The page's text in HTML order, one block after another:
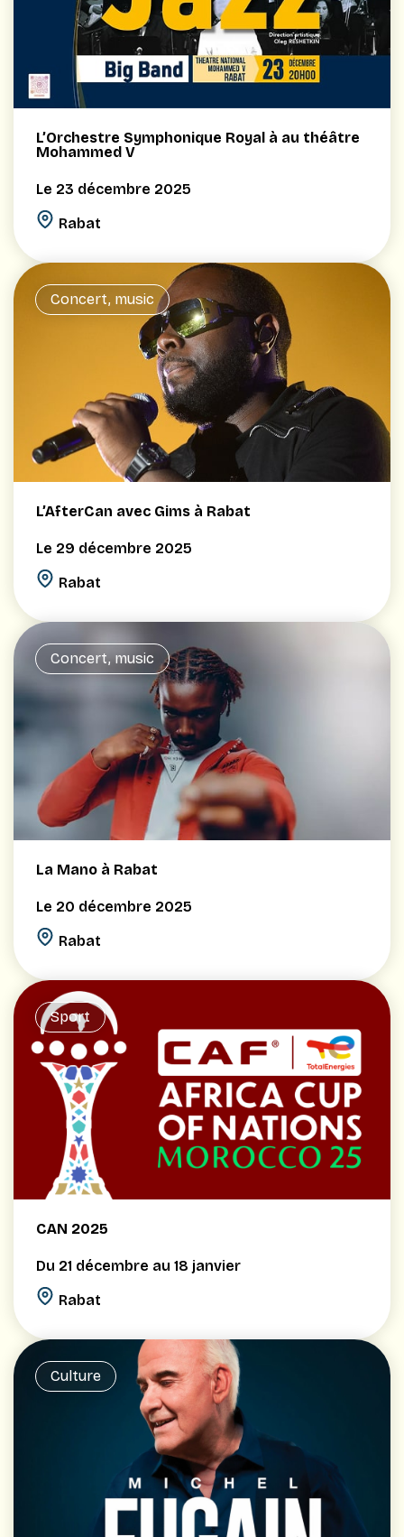
L’Orchestre Symphonique Royal à au théâtre
Mohammed V
Le 23 décembre 2025
Rabat
Concert, music
L’AfterCan avec Gims à Rabat
Le 29 décembre 2025
Rabat
Concert, music
La Mano à Rabat
Le 20 décembre 2025
Rabat
Sport
CAN 2025
Du 21 décembre au 18 janvier
Rabat
Culture